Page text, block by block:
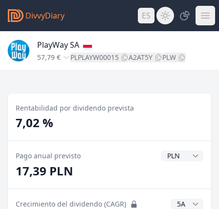
DivvyDiary ES
PlayWay SA
57,79 € PLPLAYW00015 A2AT5Y PLW
Rentabilidad por dividendo prevista
7,02 %
Pago anual previsto Divisa del
17,39 PLN
Crecimiento del dividendo (CAGR) Años CAGR